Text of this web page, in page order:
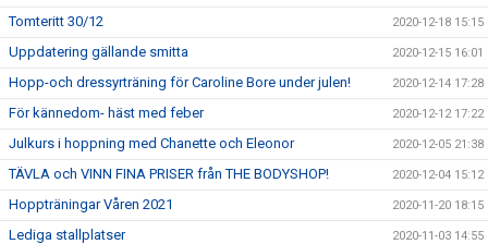
Tomteritt 30/12 2020-12-18 15:15
Uppdatering gällande smitta 2020-12-15 16:01
Hopp-och dressyrträning för Caroline Bore under julen! 2020-12-14 17:28
För kännedom- häst med feber 2020-12-12 17:22
Julkurs i hoppning med Chanette och Eleonor 2020-12-05 21:38
TÄVLA och VINN FINA PRISER från THE BODYSHOP! 2020-12-04 15:12
Hoppträningar Våren 2021 2020-11-20 18:15
Lediga stallplatser 2020-11-03 14:55